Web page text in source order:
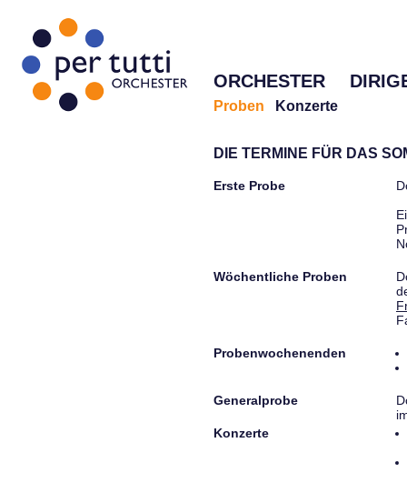
ORCHESTER
Proben Konzerte
DIE TERMINE FÜR DAS
Erste Probe
Wöchentliche Proben
Probenwochenenden
Generalprobe
Konzerte